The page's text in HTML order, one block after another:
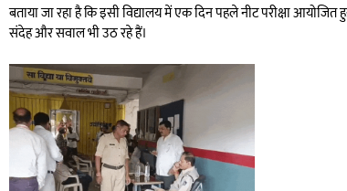
बताया जा रहा है कि इसी विद्यालय में एक दिन पहले नीट परीक्षा
संदेह और सवाल भी उठ रहे हैं।